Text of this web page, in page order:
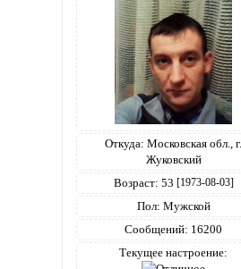
Откуда: Московская обл., г.
Жуковский
Возраст: 53 [1973-08-03]
Пол: Мужской
Сообщений: 16200
Текущее настроение: